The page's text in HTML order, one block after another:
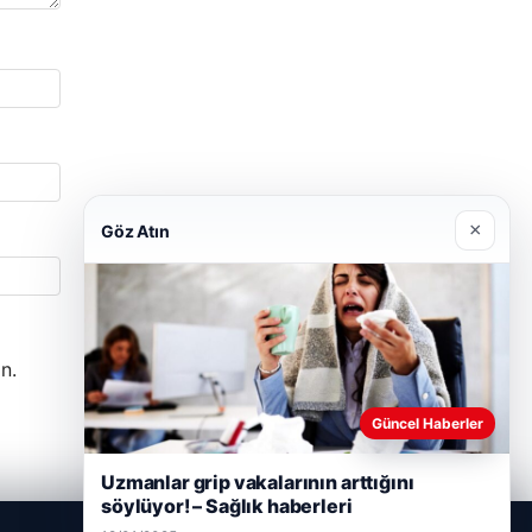
Göz Atın ×
Güncel Haberler
Uzmanlar grip vakalarının arttığını
söylüyor! – Sağlık haberleri